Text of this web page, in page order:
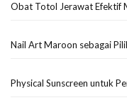
Obat Totol Jerawat Efektif
Nail Art Maroon sebagai
Physical Sunscreen untuk